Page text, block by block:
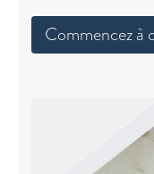
Commencez à